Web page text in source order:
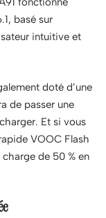
basé sur
intuitive et
doté d’une
de passer une
Et si vous
VOOC Flash
de 50 % en